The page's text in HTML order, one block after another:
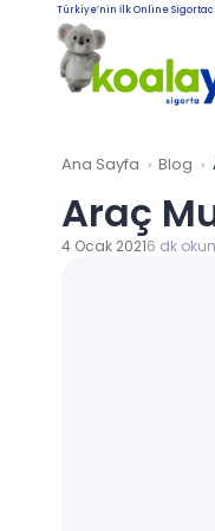
Türkiye’nin İlk Online
Ana Sayfa Blog
Araç
4 Ocak 20216 dk